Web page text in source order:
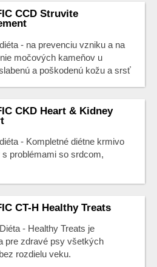
CCD Struvite
- na prevenciu vzniku a na
močových kameňov u
a poškodenú kožu a srsť
CKD Heart & Kidney
- Kompletné diétne krmivo
s problémami so srdcom,
CT-H Healthy Treats
- Healthy Treats je
pre zdravé psy všetkých
rozdielu veku.